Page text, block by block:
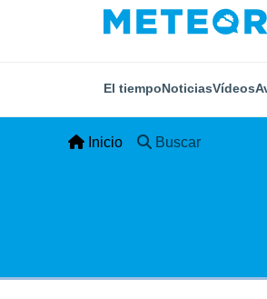
El tiempoNoticiasVídeos
Inicio Buscar